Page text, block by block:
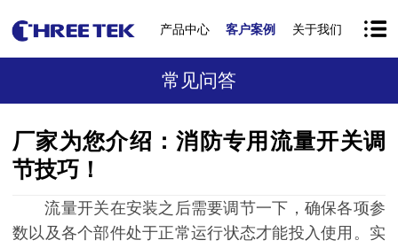
产品中心 客户案例 关于我们
常见问答
厂家为您介绍：消防专用流量开关调
节技巧！
流量开关在安装之后需要调节一下，确保各项参
数以及各个部件处于正常运行状态才能投入使用。实